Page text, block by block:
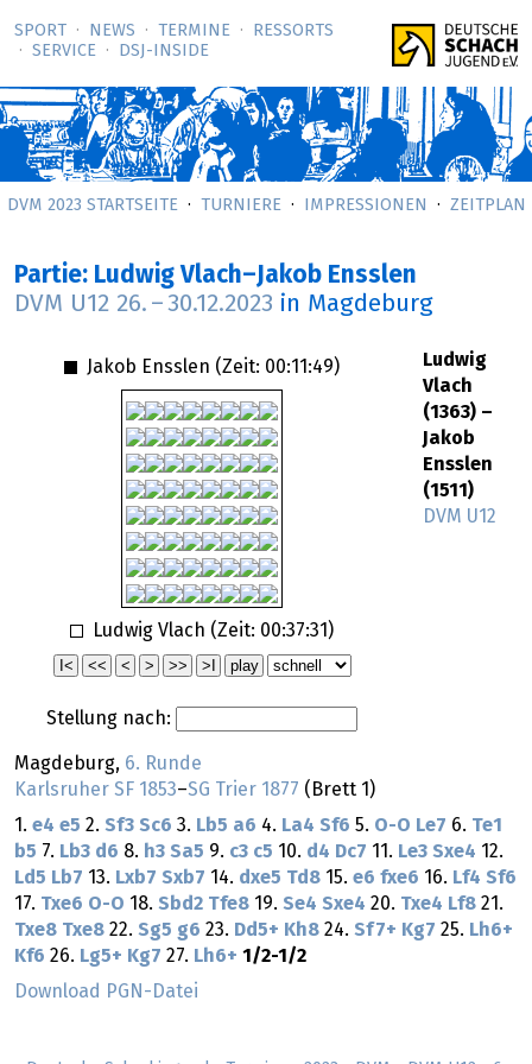
SPORT NEWS TERMINE
RESSORTS
SERVICE
DSJ-­INSIDE
DVM 2023 STARTSEITE TURNIERE IMPRESSIONEN ZEITPLAN
Partie: Ludwig Vlach–Jakob Ensslen
DVM U12 26. – 30.12.2023 in Magdeburg
Jakob Ensslen (Zeit: 00:11:49)
Ludwig Vlach (Zeit: 00:37:31 )
Stellung nach:
Ludwig
Vlach
(1363) –
Jakob
Ensslen
(1511)
DVM U12
Magdeburg, 6. Runde
Karlsruher SF 1853–SG Trier 1877 (Brett 1)
1. e4 e5 2. Sf3 Sc6 3. Lb5 a6 4. La4 Sf6 5. O-O Le7 6. Te1
b5 7. Lb3 d6 8. h3 Sa5 9. c3 c5 10. d4 Dc7 11. Le3 Sxe4 12.
Ld5 Lb7 13. Lxb7 Sxb7 14. dxe5 Td8 15. e6 fxe6 16. Lf4 Sf6
17. Txe6 O-O 18. Sbd2 Tfe8 19. Se4 Sxe4 20. Txe4 Lf8 21.
Txe8 Txe8 22. Sg5 g6 23. Dd5+ Kh8 24. Sf7+ Kg7 25. Lh6+
Kf6 26. Lg5+ Kg7 27. Lh6+ 1/2-1/2
Download PGN-Datei